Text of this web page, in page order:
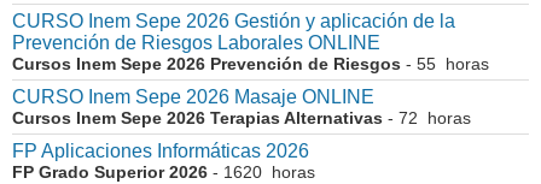
CURSO Inem Sepe 2026 Gestión y aplicación de la
Prevención de Riesgos Laborales ONLINE
Cursos Inem Sepe 2026 Prevención de Riesgos - 55 horas
CURSO Inem Sepe 2026 Masaje ONLINE
Cursos Inem Sepe 2026 Terapias Alternativas - 72 horas
FP Aplicaciones Informáticas 2026
FP Grado Superior 2026 - 1620 horas